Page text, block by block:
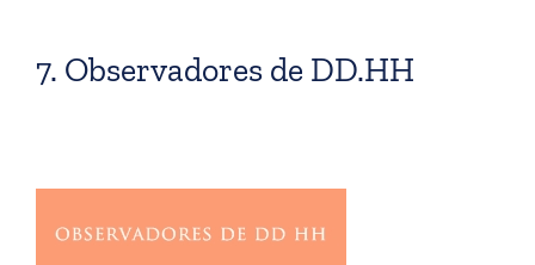
7. Observadores de DD.HH